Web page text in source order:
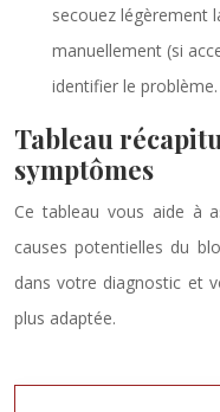
secouez légèrement
manuellement (si
identifier le problème.
Tableau
symptômes
Ce tableau vous aide à
causes potentielles du
dans votre diagnostic et
plus adaptée.